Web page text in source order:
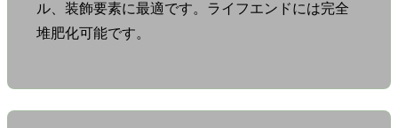
ル、装飾要素に最適です。ライフエンドには完全
堆肥化可能です。